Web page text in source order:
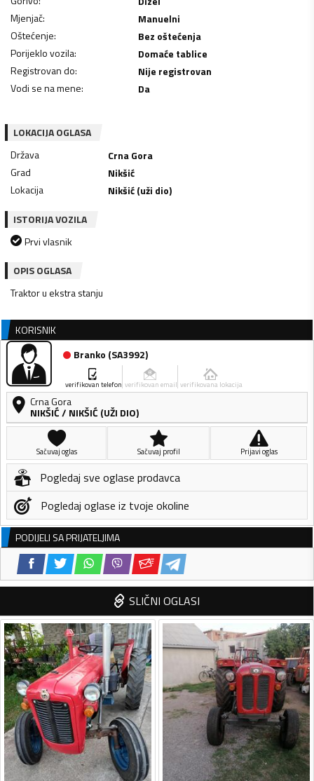
Mjenjač:
Manuelni
Oštećenje:
Bez oštećenja
Porijeklo vozila:
Domaće tablice
Registrovan do:
Nije registrovan
Vodi se na mene: Da
LOKACIJA OGLASA
Država
Crna Gora
Grad
Nikšić
Lokacija
Nikšić (uži dio)
ISTORIJA VOZILA
Prvi vlasnik
OPIS OGLASA
Traktor u ekstra stanju
KORISNIK
Branko (SA3992)
verifikovan telefon verifikovan email verifikovana lokacija
Crna Gora
NIKŠIĆ/ NIKŠIĆ (UŽI DIO)
Sačuvaj oglas Sačuvaj profil Prijavi oglas
Pogledaj sve oglase prodavca
Pogledaj oglase iz tvoje okoline
PODIJELI SA PRIJATELJIMA
SLIČNI OGLASI